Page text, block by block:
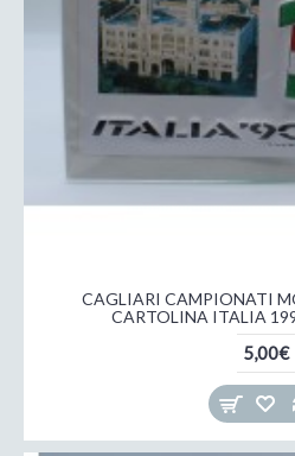
CAGLIARI CAMPIONATI
CARTOLINA ITALIA
5,00€